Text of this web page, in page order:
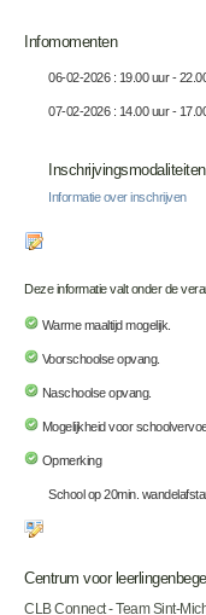
Infomomenten
06-02-2026 : 19.00 uur -
07-02-2026 : 14.00 uur -
Inschrijvingsmodaliteiten
Informatie over inschrijven
Deze informatie valt onder de
Warme maaltijd mogelijk.
Voorschoolse opvang.
Naschoolse opvang.
Mogelijkheid voor
Opmerking
School op 20min.
Centrum voor
CLB Connect - Team Sint-